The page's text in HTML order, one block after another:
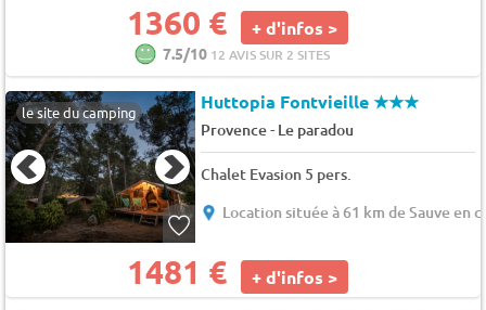
1360 € + d'infos >
7.5/10 12 AVIS SUR 2 SITES
le site du camping Huttopia Fontvieille★★★
Provence- Le paradou
Chalet Evasion 5 pers.
Location située à 61 km de Sauve en
1481 € + d'infos >